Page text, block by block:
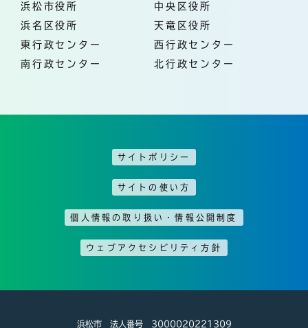
浜松市役所
中央区役所
浜名区役所
天竜区役所
東行政センター
西行政センター
南行政センター
北行政センター
サイトポリシー
サイトの使い方
個人情報の取り扱い・情報公開制度
ウェブアクセシビリティ方針
浜松市 法人番号 3000020221309